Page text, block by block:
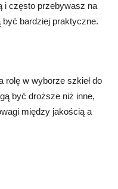
i często przebywasz na
być bardziej praktyczne.
rolę w wyborze szkieł do
być droższe niż inne,
między jakością a